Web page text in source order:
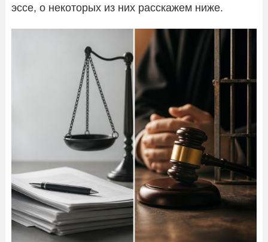
эссе, о некоторых из них расскажем ниже.